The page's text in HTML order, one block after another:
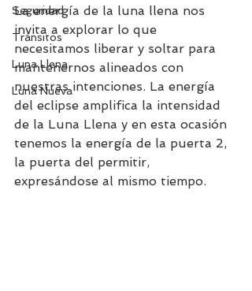
Seguridad
Tránsitos
Luna Llena
Luna Nueva
La energía de la luna llena nos
invita a explorar lo que
necesitamos liberar y soltar para
mantenernos alineados con
nuestras intenciones. La energía
del eclipse amplifica la intensidad
de la Luna Llena y en esta ocasión
tenemos la energía de la puerta 2,
la puerta del permitir,
expresándose al mismo tiempo.